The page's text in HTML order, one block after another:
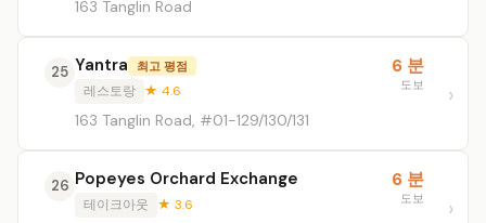
163 Tanglin Road
25 Yantra 최고 평점
레스토랑 ★ 4.6
163 Tanglin Road, #01-129/130/131
6 분
도보
26 Popeyes Orchard Exchange
테이크아웃 ★ 3.6
6 분
도보